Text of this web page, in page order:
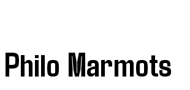
Philo Marmots